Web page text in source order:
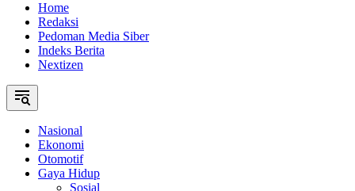
Home
Redaksi
Pedoman Media Siber
Indeks Berita
Nextizen
Nasional
Ekonomi
Otomotif
Gaya Hidup
Sosial